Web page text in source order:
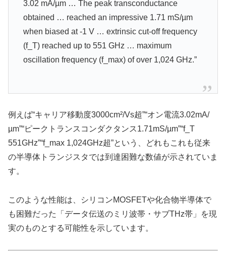
3.02 mA/µm … The peak transconductance
obtained … reached an impressive 1.71 mS/µm
when biased at -1 V … extrinsic cut-off frequency
(f_T) reached up to 551 GHz … maximum
oscillation frequency (f_max) of over 1,024 GHz.”
例えば“キャリア移動度3000cm²/Vs超”“オン電流3.02mA/
µm”“ピークトランスコンダクタンス1.71mS/µm”“f_T
551GHz”“f_max 1,024GHz超”という、どれもこれも従来
の半導体トランジスタでは到達困難な数値が示されていま
す。
このような性能は、シリコンMOSFETや化合物半導体で
も困難だった「データ伝送のミリ波帯・サブTHz帯」を現
実のものとする可能性を示しています。